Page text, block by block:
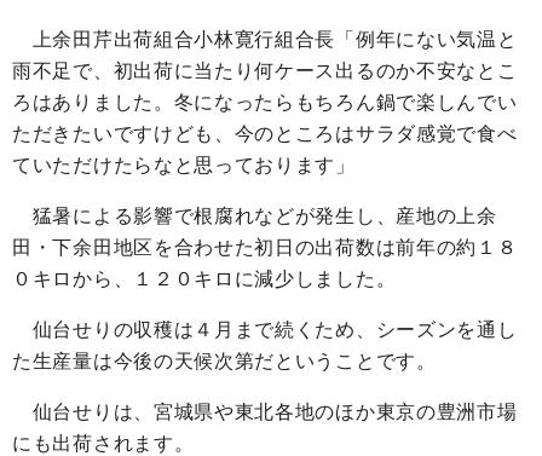
上余田芹出荷組合小林寛行組合長「例年にない気温と
雨不足で、初出荷に当たり何ケース出るのか不安なとこ
ろはありました。冬になったらもちろん鍋で楽しんでい
ただきたいですけども、今のところはサラダ感覚で食べ
ていただけたらなと思っております」
猛暑による影響で根腐れなどが発生し、産地の上余
田・下余田地区を合わせた初日の出荷数は前年の約１８
０キロから、１２０キロに減少しました。
仙台せりの収穫は４月まで続くため、シーズンを通し
た生産量は今後の天候次第だということです。
仙台せりは、宮城県や東北各地のほか東京の豊洲市場
にも出荷されます。